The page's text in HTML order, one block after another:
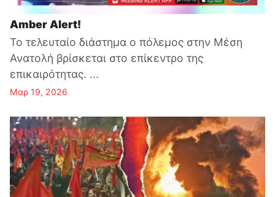
Amber Alert!
Το τελευταίο διάστημα ο πόλεμος στην Μέση
Ανατολή βρίσκεται στο επίκεντρο της
επικαιρότητας. ...
Μαρ 19, 2026